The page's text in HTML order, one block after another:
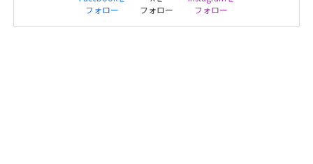
フォロー
フォロー
フォロー